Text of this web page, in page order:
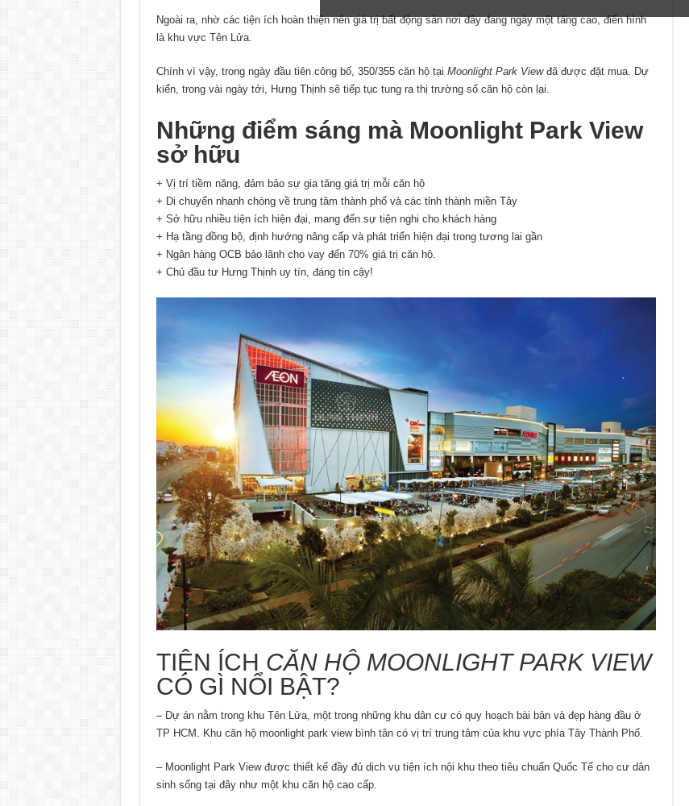
Ngoài ra, nhờ các tiện ích hoàn thiện nên giá trị bất động sản nơi đây đang ngày một tăng cao, điển hình
là khu vực Tên Lửa.
Chính vì vậy, trong ngày đầu tiên công bố, 350/355 căn hộ tại Moonlight Park Viewđã được đặt mua. Dự
kiến, trong vài ngày tới, Hưng Thịnh sẽ tiếp tục tung ra thị trường số căn hộ còn lại.
Những điểm sáng mà Moonlight Park View
sở hữu
+ Vị trí tiềm năng, đảm bảo sự gia tăng giá trị mỗi căn hộ
+ Di chuyển nhanh chóng về trung tâm thành phố và các tỉnh thành miền Tây
+ Sở hữu nhiều tiện ích hiện đại, mang đến sự tiện nghi cho khách hàng
+ Hạ tầng đồng bộ, định hướng nâng cấp và phát triển hiện đại trong tương lai gần
+ Ngân hàng OCB bảo lãnh cho vay đến 70% giá trị căn hộ.
+ Chủ đầu tư Hưng Thịnh uy tín, đáng tin cậy!
TIỆN ÍCH CĂN HỘ MOONLIGHT PARK VIEW
CÓ GÌ NỔI BẬT?
– Dự án nằm trong khu Tên Lửa, một trong những khu dân cư có quy hoạch bài bản và đẹp hàng đầu ở
TP HCM. Khu căn hộ moonlight park view bình tân có vị trí trung tâm của khu vực phía Tây Thành Phố.
– Moonlight Park View được thiết kế đầy đủ dịch vụ tiện ích nội khu theo tiêu chuẩn Quốc Tế cho cư dân
sinh sống tại đây như một khu căn hộ cao cấp.